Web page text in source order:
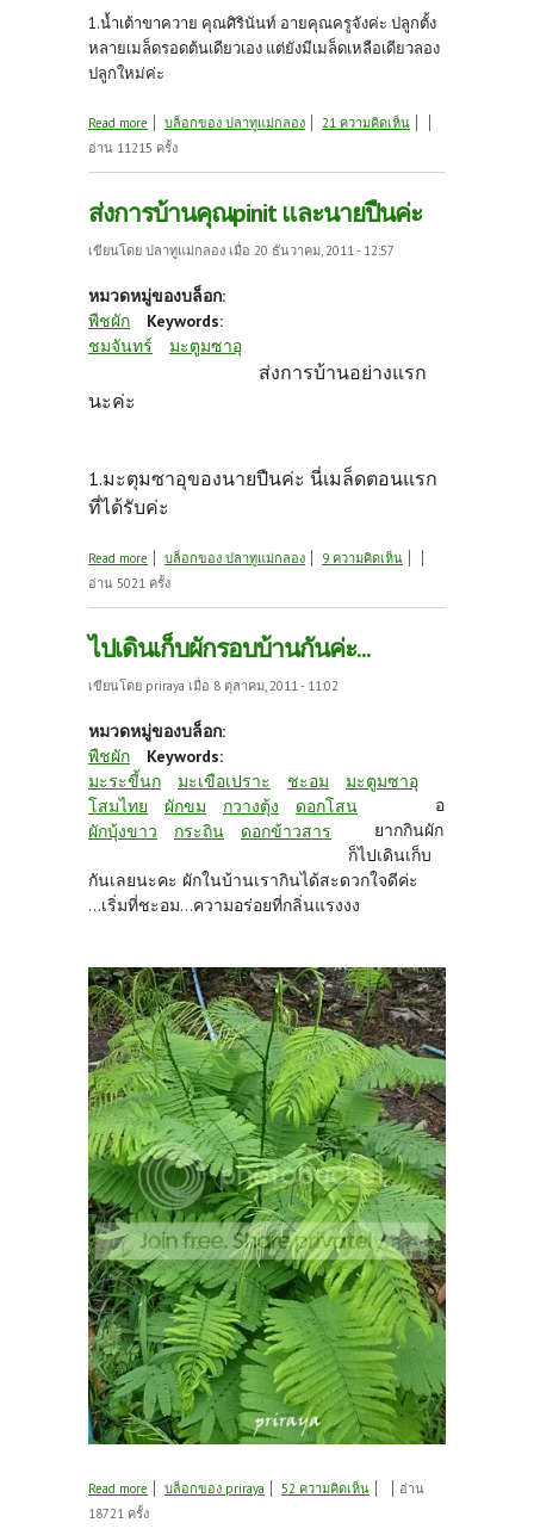
1.น้ำเต้าขาควาย คุณศิรินันท์ อายคุณครูจังค่ะ ปลูกตั้ง
หลายเมล็ดรอดต้นเดียวเอง แต่ยังมีเมล็ดเหลือเดียวลอง
ปลูกใหม่ค่ะ
Read more about ส่งการบ้าน....คุณครูช่วยมาตรวจด้วยนะค่ะ
บล็อกของ ปลาทูแม่กลอง
21 ความคิดเห็น
อ่าน 11215 ครั้ง
ส่งการบ้านคุณpinit และนายปืนค่ะ
เขียนโดย ปลาทูแม่กลอง เมื่อ 20 ธันวาคม, 2011 - 12:57
หมวดหมู่ของบล็อก:
พืชผัก
Keywords:
ชมจันทร์
มะตูมซาอุ
ส่งการบ้านอย่างแรก
นะค่ะ
1.มะตุมซาอุของนายปืนค่ะ นี่เมล็ดตอนแรก
ที่ได้รับค่ะ
Read more about ส่งการบ้านคุณpinit และนายปืนค่ะ
บล็อกของ ปลาทูแม่กลอง
9 ความคิดเห็น
อ่าน 5021 ครั้ง
ไปเดินเก็บผักรอบบ้านกันค่ะ...
เขียนโดย priraya เมื่อ 8 ตุลาคม, 2011 - 11:02
หมวดหมู่ของบล็อก:
พืชผัก
Keywords:
มะระขี้นก
มะเขือเปราะ ชะอม
มะตูมซาอุ
โสมไทย
ผักขม กวางตุ้ง
ดอกโสน
ผักบุ้งขาว
กระถิน ดอกข้าวสาร
อ
ยากกินผัก
ก็ไปเดินเก็บ
กันเลยนะคะ ผักในบ้านเรากินได้สะดวกใจดีค่ะ
...เริ่มที่ชะอม...ความอร่อยที่กลิ่นแรงงง
Read more about ไปเดินเก็บผักรอบบ้านกันค่ะ...
บล็อกของ priraya 52 ความคิดเห็น
อ่าน
18721 ครั้ง